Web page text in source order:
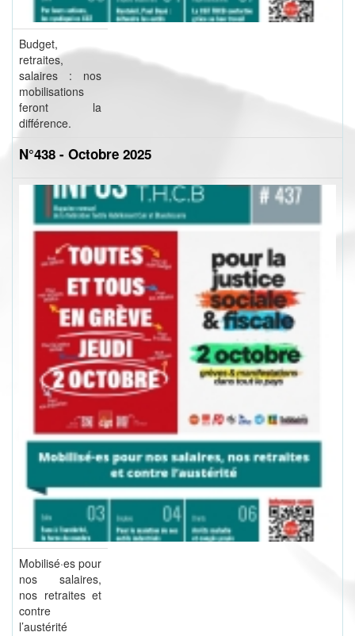
Budget,
retraites,
salaires : nos
mobilisations
feront la
différence.
N°438 - Octobre 2025
Mobilisé·es pour
nos salaires,
nos retraites et
contre
l’austérité